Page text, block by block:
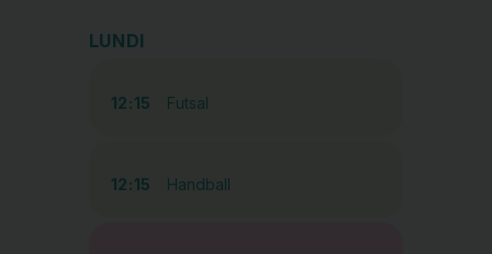
LUNDI
12:15 Futsal
12:15 Handball